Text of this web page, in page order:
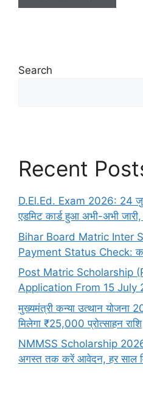
Search
Recent
D.El.Ed. Exam 2026: 24
एडमिट कार्ड हुआ अभी-अभी
Bihar Board Matric Inter
Payment Status Check:
Post Matric Scholarship
Application From 15 July
मुख्यमंत्री कन्या उत्थान योजना
मिलेगा ₹25,000 प्रोत्साहन राशि
NMMSS Scholarship
अगस्त तक करें आवेदन, हर साल